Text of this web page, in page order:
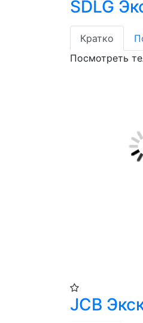
SDLG
Кратко
Посмотреть
JCB